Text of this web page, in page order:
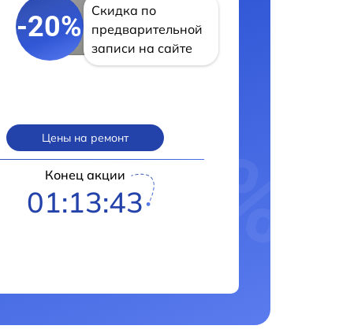
-20%
Скидка по
предварительной
записи на сайте
Цены на ремонт
Конец акции
01:13:42